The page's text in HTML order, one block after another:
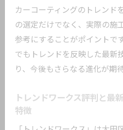
ービス
トレンドワークス
ェック
クレジット対応や
性
東京都大田区で進
カーコーティングのトレンド
の選定だけでなく、実際の施
参考にすることがポイントで
でもトレンドを反映した最新
り、今後もさらなる進化が期
トレンドワークス評判と最
特徴